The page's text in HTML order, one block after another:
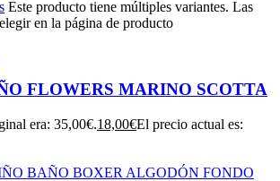
Este producto tiene múltiples variantes. Las
en la página de producto
FLOWERS MARINO SCOTTA
era: 35,00€.18,00€El precio actual es: